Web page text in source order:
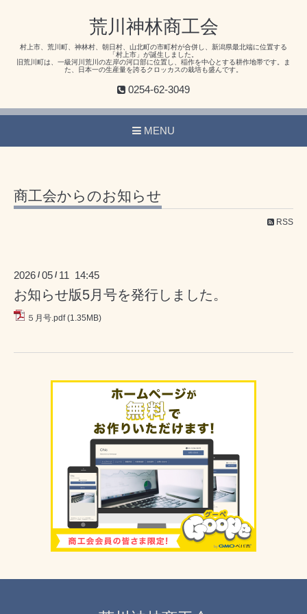
荒川神林商工会
村上市、荒川町、神林村、朝日村、山北町の市町村が合併し、新潟県最北端に位置する
「村上市」が誕生しました。
旧荒川町は、一級河川荒川の左岸の河口部に位置し、稲作を中心とする耕作地帯です。ま
た、日本一の生産量を誇るクロッカスの栽培も盛んです。
0254-62-3049
MENU
商工会からのお知らせ
RSS
2026 /05 / 11 14:45
お知らせ版5月号を発行しました。
５月号.pdf (1.35MB)